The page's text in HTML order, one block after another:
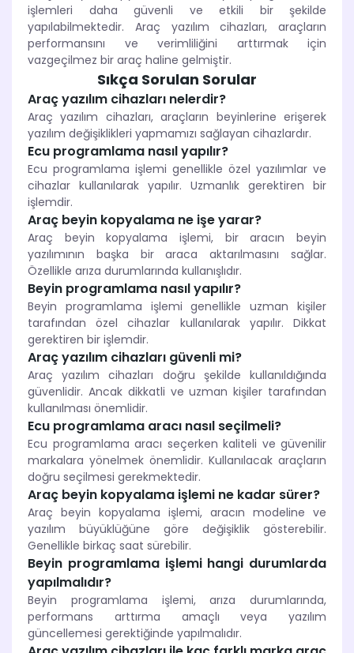
işlemleri daha güvenli ve etkili bir şekilde
yapılabilmektedir. Araç yazılım cihazları, araçların
performansını ve verimliliğini arttırmak için
vazgeçilmez bir araç haline gelmiştir.
Sıkça Sorulan Sorular
Araç yazılım cihazları nelerdir?
Araç yazılım cihazları, araçların beyinlerine erişerek
yazılım değişiklikleri yapmamızı sağlayan cihazlardır.
Ecu programlama nasıl yapılır?
Ecu programlama işlemi genellikle özel yazılımlar ve
cihazlar kullanılarak yapılır. Uzmanlık gerektiren bir
işlemdir.
Araç beyin kopyalama ne işe yarar?
Araç beyin kopyalama işlemi, bir aracın beyin
yazılımının başka bir araca aktarılmasını sağlar.
Özellikle arıza durumlarında kullanışlıdır.
Beyin programlama nasıl yapılır?
Beyin programlama işlemi genellikle uzman kişiler
tarafından özel cihazlar kullanılarak yapılır. Dikkat
gerektiren bir işlemdir.
Araç yazılım cihazları güvenli mi?
Araç yazılım cihazları doğru şekilde kullanıldığında
güvenlidir. Ancak dikkatli ve uzman kişiler tarafından
kullanılması önemlidir.
Ecu programlama aracı nasıl seçilmeli?
Ecu programlama aracı seçerken kaliteli ve güvenilir
markalara yönelmek önemlidir. Kullanılacak araçların
doğru seçilmesi gerekmektedir.
Araç beyin kopyalama işlemi ne kadar sürer?
Araç beyin kopyalama işlemi, aracın modeline ve
yazılım büyüklüğüne göre değişiklik gösterebilir.
Genellikle birkaç saat sürebilir.
Beyin programlama işlemi hangi durumlarda
yapılmalıdır?
Beyin programlama işlemi, arıza durumlarında,
performans arttırma amaçlı veya yazılım
güncellemesi gerektiğinde yapılmalıdır.